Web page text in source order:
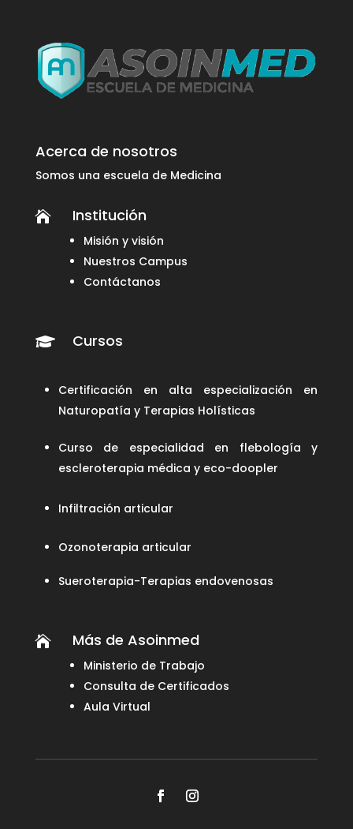
Acerca de nosotros
Somos una escuela de Medicina
 Institución
Misión y visión
Nuestros Campus
Contáctanos
 Cursos
Certificación en alta especialización en
Naturopatía y Terapias Holísticas
Curso de especialidad en flebología y
escleroterapia médica y eco-doopler
Infiltración articular
Ozonoterapia articular
Sueroterapia-Terapias endovenosas
 Más de Asoinmed
Ministerio de Trabajo
Consulta de Certificados
Aula Virtual